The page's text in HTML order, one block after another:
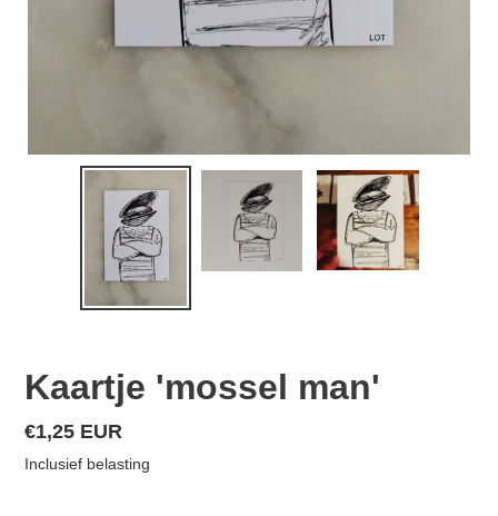
Kaartje 'mossel man'
Normale
prijs
€1,25 EUR
Inclusief belasting